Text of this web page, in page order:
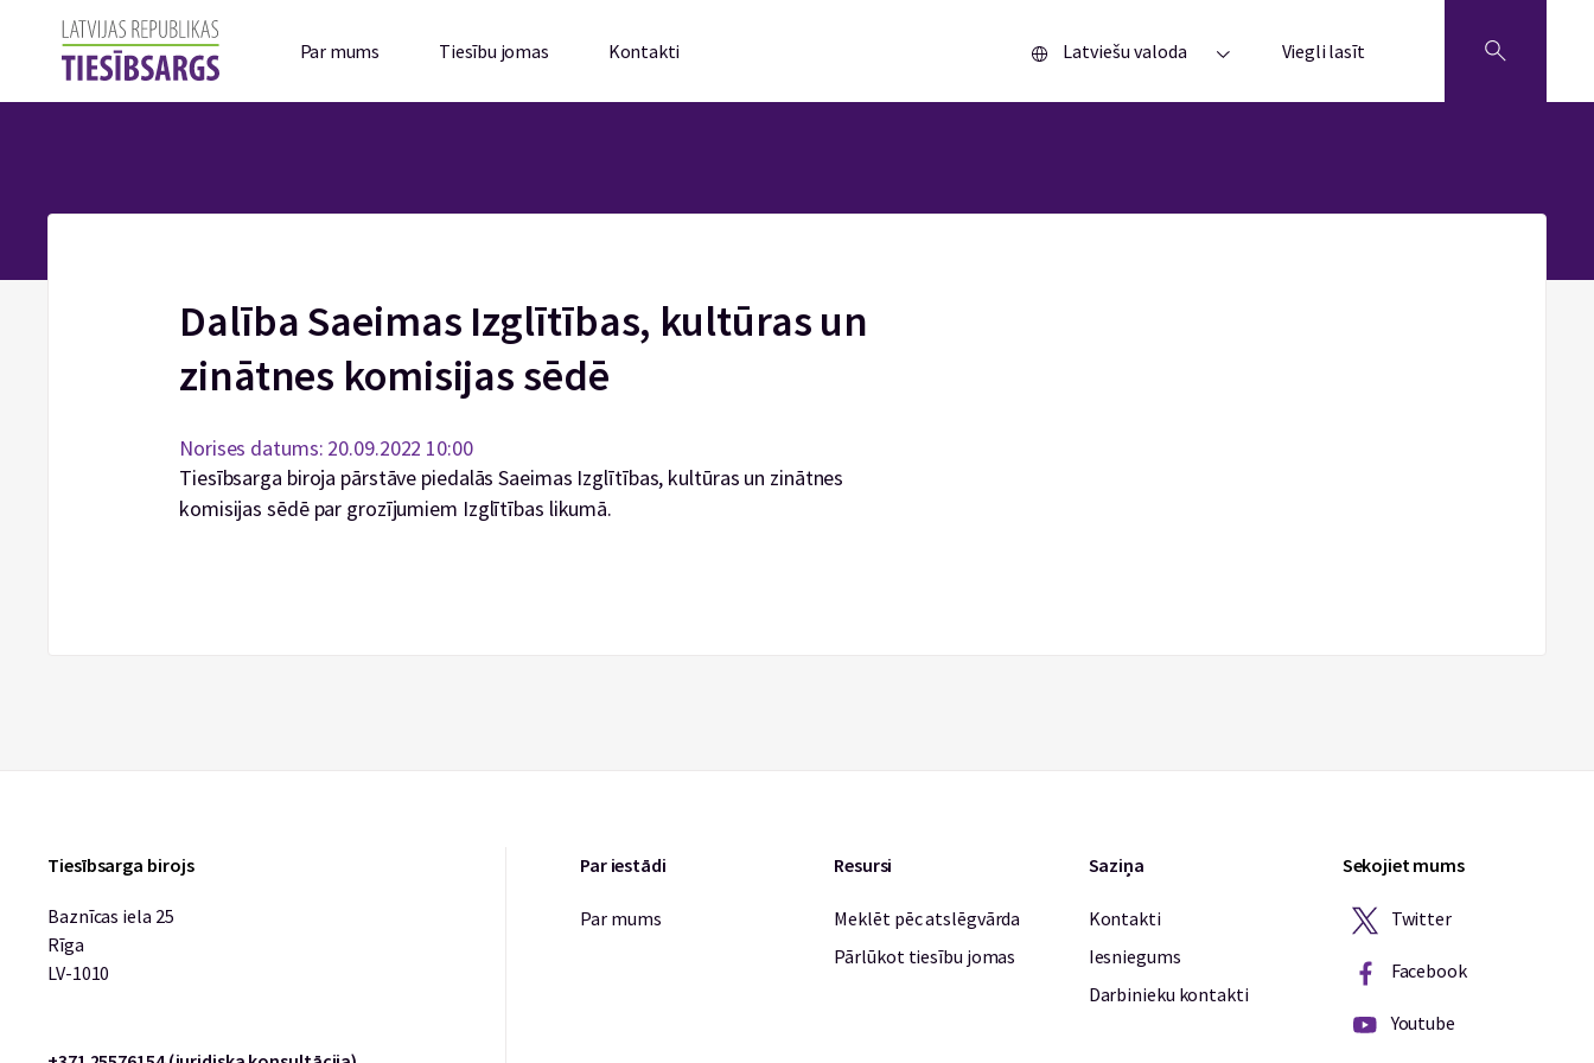
Par mums Tiesību jomas Kontakti Latviešu valoda Viegli lasīt
Dalība Saeimas Izglītības, kultūras un
zinātnes komisijas sēdē
Norises datums: 20.09.2022 10:00
Tiesībsarga biroja pārstāve piedalās Saeimas Izglītības, kultūras un zinātnes
komisijas sēdē par grozījumiem Izglītības likumā.
Tiesībsarga birojs
Baznīcas iela 25
Rīga
LV-1010
Par iestādi
Par mums
Resursi
Meklēt pēc atslēgvārda
Pārlūkot tiesību jomas
Saziņa
Kontakti
Iesniegums
Darbinieku kontakti
Sekojiet mums
Twitter
Facebook
Youtube